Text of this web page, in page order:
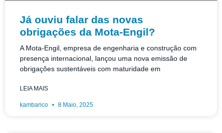
Já ouviu falar das novas
obrigações da Mota-Engil?
A Mota-Engil, empresa de engenharia e construção com
presença internacional, lançou uma nova emissão de
obrigações sustentáveis com maturidade em
LEIA MAIS
kambarico 8 Maio, 2025